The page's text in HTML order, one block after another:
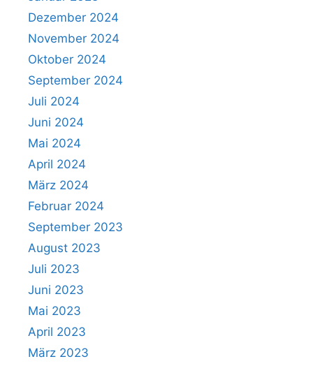
Dezember 2024
November 2024
Oktober 2024
September 2024
Juli 2024
Juni 2024
Mai 2024
April 2024
März 2024
Februar 2024
September 2023
August 2023
Juli 2023
Juni 2023
Mai 2023
April 2023
März 2023